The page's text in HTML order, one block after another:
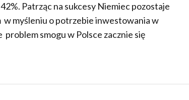
Patrząc na sukcesy Niemiec pozostaje
w myśleniu o potrzebie inwestowania w
smogu w Polsce zacznie się